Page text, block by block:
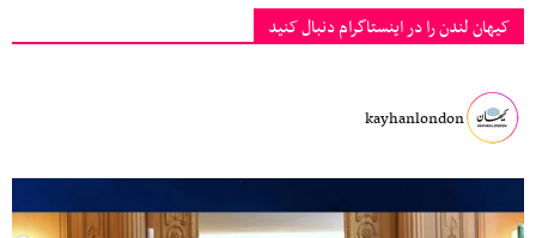
کیهان لندن را در اینستاگرام دنبال کنید
kayhanlondon